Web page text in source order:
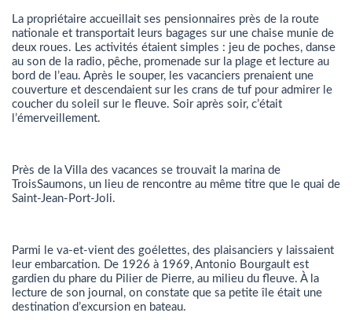
La propriétaire accueillait ses pensionnaires près de la route
nationale et transportait leurs bagages sur une chaise munie de
deux roues. Les activités étaient simples : jeu de poches, danse
au son de la radio, pêche, promenade sur la plage et lecture au
bord de l’eau. Après le souper, les vacanciers prenaient une
couverture et descendaient sur les crans de tuf pour admirer le
coucher du soleil sur le fleuve. Soir après soir, c’était
l’émerveillement.
Près de la Villa des vacances se trouvait la marina de
TroisSaumons, un lieu de rencontre au même titre que le quai de
Saint-Jean-Port-Joli.
Parmi le va-et-vient des goélettes, des plaisanciers y laissaient
leur embarcation. De 1926 à 1969, Antonio Bourgault est
gardien du phare du Pilier de Pierre, au milieu du fleuve. À la
lecture de son journal, on constate que sa petite île était une
destination d’excursion en bateau.